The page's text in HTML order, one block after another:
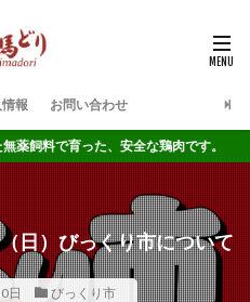
報 お問い合わせ
で育った、安全な鶏肉です。
日）びっくり市について
日 びっくり市
ス
索